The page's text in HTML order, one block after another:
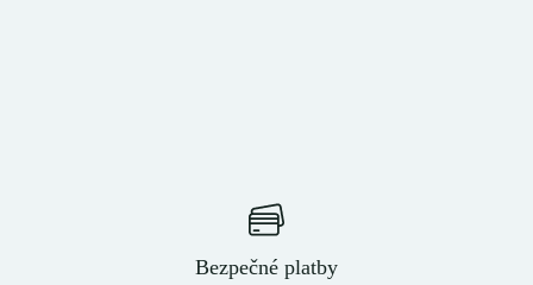
Bezpečné platby